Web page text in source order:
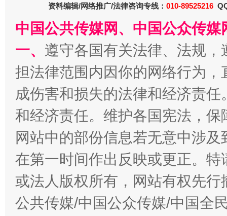
习近平的博鳌关键词
魏明
资料编辑/网络推广/法律咨询专线： 010-89525216
中国公共传媒网、中国公众传
一、 遵守各国有关法律、法规
担法律范围内因你的网络行为
成伤害和损失的法律和经济责
和经济责任。维护各国宪法，
网站中的部份信息若无意中涉
在第一时间作出反映或更正。
或法人版权所有，网站有权先
公共传媒/中国公众传媒/中国全